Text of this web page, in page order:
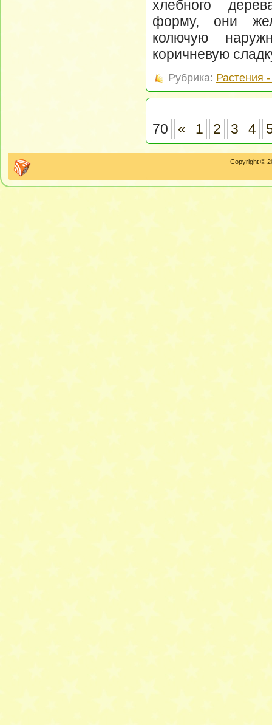
хлебного
форму, они
колючую
коричневую
Рубрика: Растения
70 « 1 2 3 4
Copyright ©